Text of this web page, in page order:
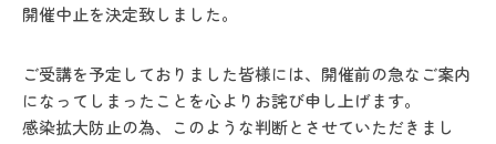
開催中止を決定致しました。
ご受講を予定しておりました皆様には、開催前の急なご案内
になってしまったことを心よりお詫び申し上げます。
感染拡大防止の為、このような判断とさせていただきまし